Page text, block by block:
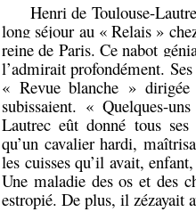
Henri de Toulouse-
long séjour au « Relais »
reine de Paris. Ce nabot
l’admirait profondément.
« Revue blanche »
subissaient. « Quelques-
Lautrec eût donné tous
qu’un cavalier hardi,
les cuisses qu’il avait,
Une maladie des os et des
estropié. De plus, il zézayait